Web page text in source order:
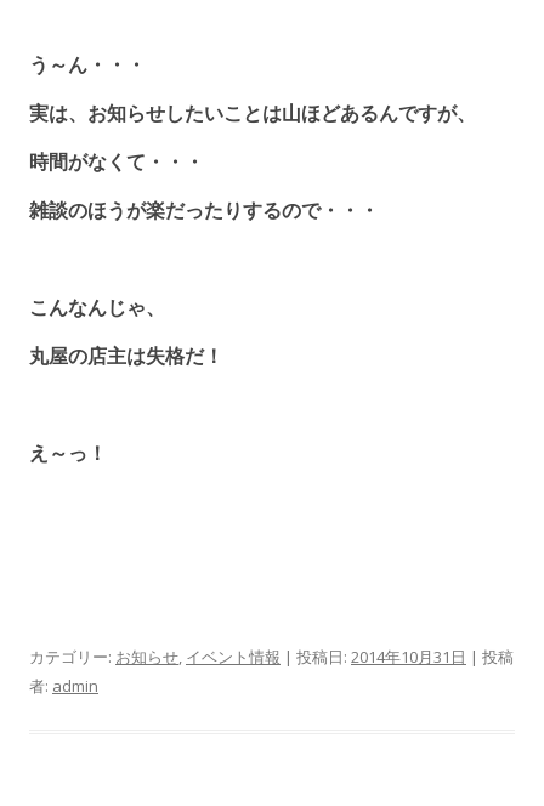
う～ん・・・
実は、お知らせしたいことは山ほどあるんですが、
時間がなくて・・・
雑談のほうが楽だったりするので・・・
こんなんじゃ、
丸屋の店主は失格だ！
え～っ！
カテゴリー: お知らせ, イベント情報 | 投稿日: 2014年10月31日 | 投稿
者: admin